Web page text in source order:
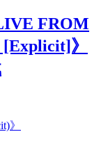
FROM
》